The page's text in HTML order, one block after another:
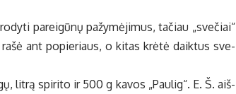
pa­rei­gū­nų pa­žy­mė­ji­mus, ta­čiau „sve­čiai“
ra­šė ant po­pie­riaus, o ki­tas krė­tė daik­tus sve­
lit­rą spi­ri­to ir 500 g ka­vos „Pau­lig“. E. Š. aiš­